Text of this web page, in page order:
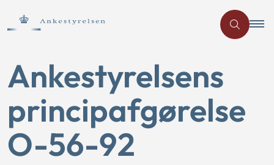
Ankestyrelsens
principafgørelse
O-56-92